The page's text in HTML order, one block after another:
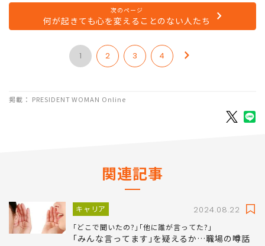
次のページ
何が起きても心を変えることのない人たち
1 2 3 4
掲載： PRESIDENT WOMAN Online
関連記事
キャリア 2024.08.22
｢どこで聞いたの?｣｢他に誰が言ってた?｣
｢みんな言ってます｣を疑えるか…職場の噂話